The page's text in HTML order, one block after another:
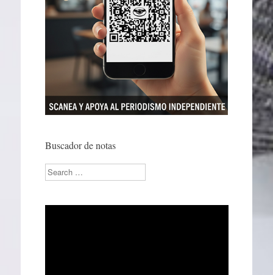
Buscador de notas
Search